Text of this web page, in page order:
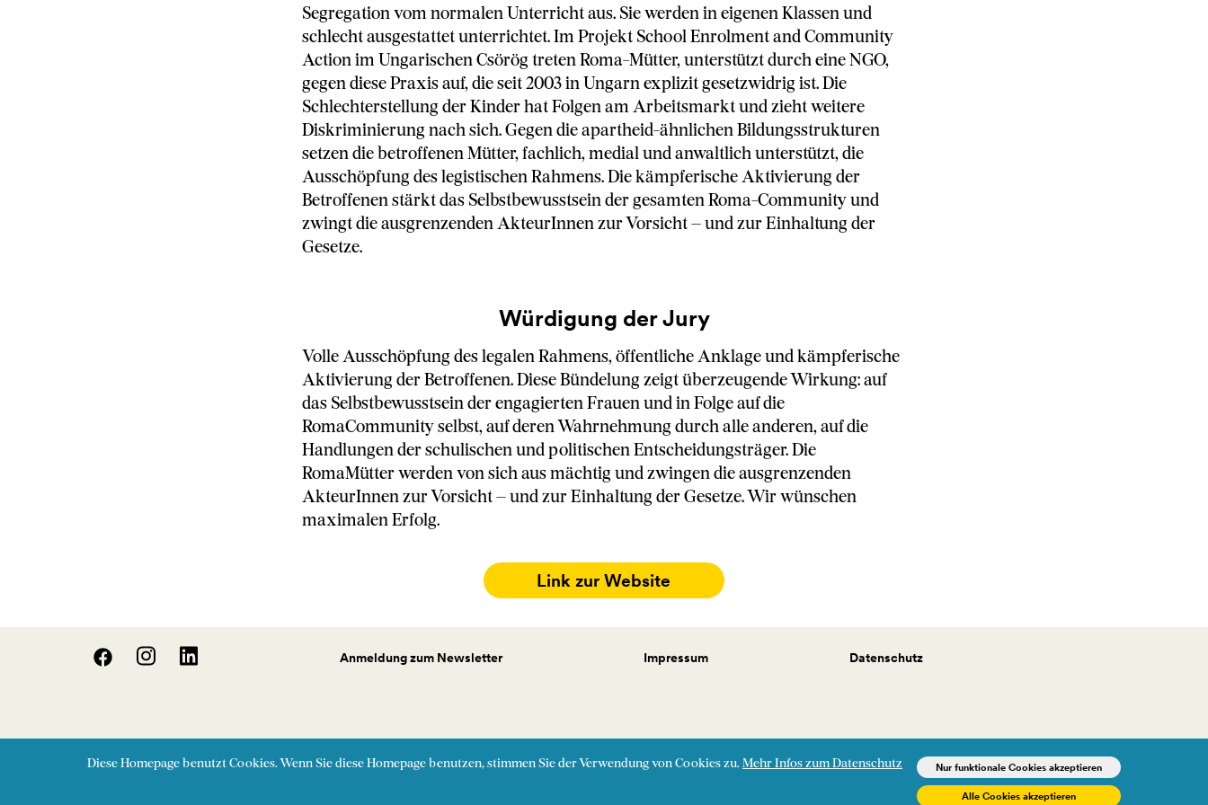
Diese Homepage benutzt Cookies. Wenn Sie diese Homepage benutzen, stimmen Sie der Verwendung von Cookies zu.Mehr Infos zum Datenschutz Nur funktionale Cookies akzeptieren
Alle Cookies akzeptieren
Segregation vom normalen Unterricht aus. Sie werden in eigenen Klassen und
schlecht ausgestattet unterrichtet. Im Projekt School Enrolment and Community
Action im Ungarischen Csörög treten Roma-Mütter, unterstützt durch eine NGO,
gegen diese Praxis auf, die seit 2003 in Ungarn explizit gesetzwidrig ist. Die
Schlechterstellung der Kinder hat Folgen am Arbeitsmarkt und zieht weitere
Diskriminierung nach sich. Gegen die apartheid-ähnlichen Bildungsstrukturen
setzen die betroffenen Mütter, fachlich, medial und anwaltlich unterstützt, die
Ausschöpfung des legistischen Rahmens. Die kämpferische Aktivierung der
Betroffenen stärkt das Selbstbewusstsein der gesamten Roma-Community und
zwingt die ausgrenzenden AkteurInnen zur Vorsicht – und zur Einhaltung der
Gesetze.
Würdigung der Jury
Volle Ausschöpfung des legalen Rahmens, öffentliche Anklage und kämpferische
Aktivierung der Betroffenen. Diese Bündelung zeigt überzeugende Wirkung: auf
das Selbstbewusstsein der engagierten Frauen und in Folge auf die
RomaCommunity selbst, auf deren Wahrnehmung durch alle anderen, auf die
Handlungen der schulischen und politischen Entscheidungsträger. Die
RomaMütter werden von sich aus mächtig und zwingen die ausgrenzenden
AkteurInnen zur Vorsicht – und zur Einhaltung der Gesetze. Wir wünschen
maximalen Erfolg.
Link zur Website
Anmeldung zum Newsletter Impressum Datenschutz